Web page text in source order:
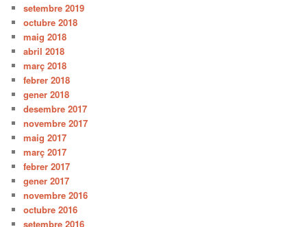
setembre 2019
octubre 2018
maig 2018
abril 2018
març 2018
febrer 2018
gener 2018
desembre 2017
novembre 2017
maig 2017
març 2017
febrer 2017
gener 2017
novembre 2016
octubre 2016
setembre 2016